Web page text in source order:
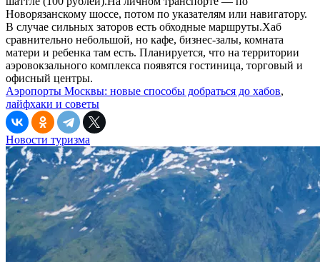
Аэропорты Москвы: новые способы добраться до хабов,
лайфхаки и советы
Новости туризма